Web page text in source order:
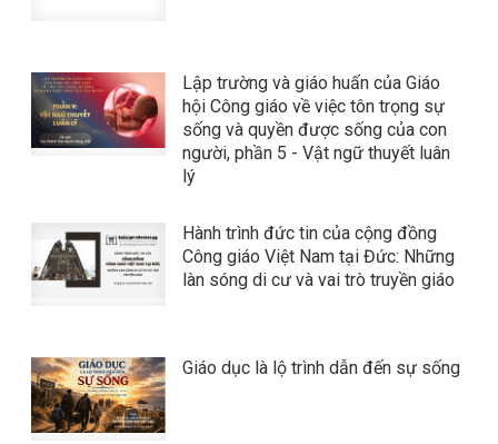
Lập trường và giáo huấn của Giáo
hội Công giáo về việc tôn trọng sự
sống và quyền được sống của con
người, phần 5 - Vật ngữ thuyết luân
lý
Hành trình đức tin của cộng đồng
Công giáo Việt Nam tại Đức: Những
làn sóng di cư và vai trò truyền giáo
Giáo dục là lộ trình dẫn đến sự sống